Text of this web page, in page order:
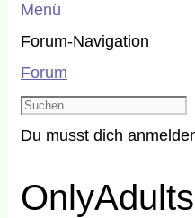
Menü
Forum-Navigation
Forum
Du musst dich